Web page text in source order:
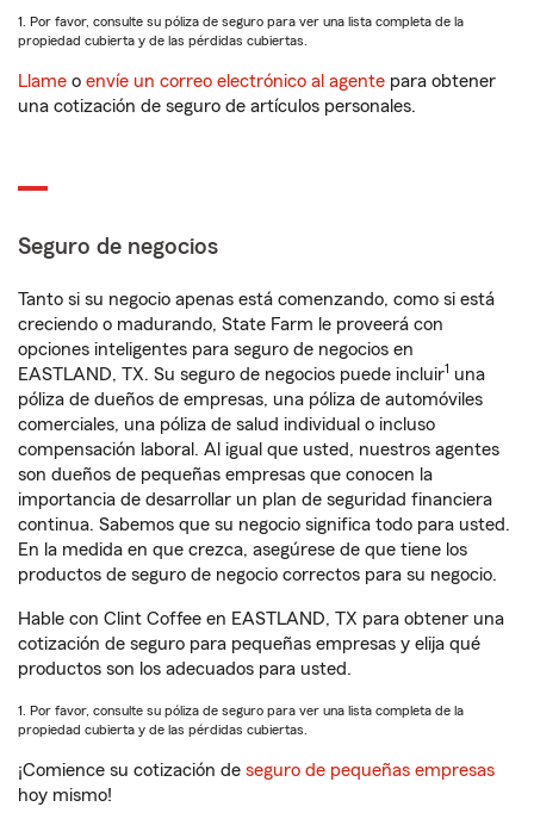
1. Por favor, consulte su póliza de seguro para ver una lista completa de la
propiedad cubierta y de las pérdidas cubiertas.
Llame o envíe un correo electrónico al agente para obtener
una cotización de seguro de artículos personales.
Seguro de negocios
Tanto si su negocio apenas está comenzando, como si está
creciendo o madurando, State Farm le proveerá con
opciones inteligentes para seguro de negocios en
EASTLAND, TX. Su seguro de negocios puede incluir1 una
póliza de dueños de empresas, una póliza de automóviles
comerciales, una póliza de salud individual o incluso
compensación laboral. Al igual que usted, nuestros agentes
son dueños de pequeñas empresas que conocen la
importancia de desarrollar un plan de seguridad financiera
continua. Sabemos que su negocio significa todo para usted.
En la medida en que crezca, asegúrese de que tiene los
productos de seguro de negocio correctos para su negocio.
Hable con Clint Coffee en EASTLAND, TX para obtener una
cotización de seguro para pequeñas empresas y elija qué
productos son los adecuados para usted.
1. Por favor, consulte su póliza de seguro para ver una lista completa de la
propiedad cubierta y de las pérdidas cubiertas.
¡Comience su cotización de seguro de pequeñas empresas
hoy mismo!